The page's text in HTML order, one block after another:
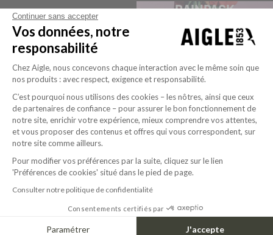
RAINPACK
RAINPACK DOG
RAINPACK WARM
Continuer sans accepter
Vos données, notre
responsabilité
Chez Aigle, nous concevons chaque interaction avec le même soin que
nos produits : avec respect, exigence et responsabilité.
C’est pourquoi nous utilisons des cookies – les nôtres, ainsi que ceux
de partenaires de confiance – pour assurer le bon fonctionnement de
notre site, enrichir votre expérience, mieux comprendre vos attentes,
et vous proposer des contenus et offres qui vous correspondent, sur
notre site comme ailleurs.
Pour modifier vos préférences par la suite, cliquez sur le lien
'Préférences de cookies' situé dans le pied de page.
Consulter notre politique de confidentialité
Consentements certifiés par
Paramétrer J'accepte